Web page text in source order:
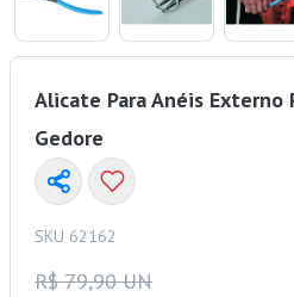
Alicate Para Anéis Externo
Gedore
SKU 62162
R$ 79,90 UN